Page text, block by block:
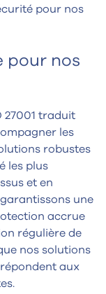
pour nos
pour nos
27001 traduit
les
robustes
les plus
et en
une
accrue
régulière de
nos solutions
aux